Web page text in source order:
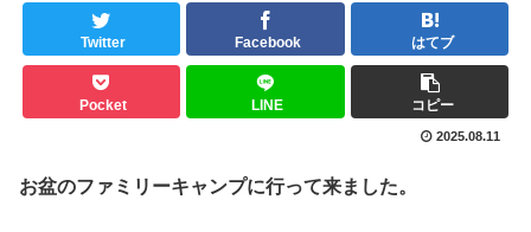
Twitter Facebook はてブ
Pocket LINE コピー
2025.08.11
お盆のファミリーキャンプに行って来ました。